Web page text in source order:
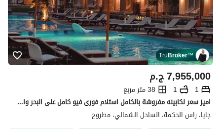
TruBroker™
ج.م7,955,000
1
1
38 متر مربع
اميز سعر لكابينه مفروشة بالكامل استلام فورى فيو كامل على البحر وال Pool بـ جايا - راس الحكمة - الساحل الشمالى
جايا، راس الحكمة، الساحل الشمالي، مطروح